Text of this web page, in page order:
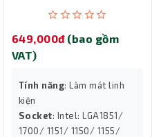
649,000đ (bao gồm
VAT)
Tính năng: Làm mát linh
kiện
Socket: Intel: LGA1851/
1700/ 1151/ 1150/ 1155/